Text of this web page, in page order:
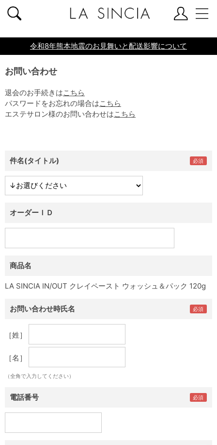
共通ヘッダー
令和8年熊本地震のお見舞いと配送影響について
お問い合わせ
退会のお手続きはこちら
パスワードをお忘れの場合はこちら
エステサロン様のお問い合わせはこちら
件名(タイトル)
オーダーＩＤ
商品名
LA SINCIA IN/OUT クレイペースト ウォッシュ＆パック 120g
お問い合わせ時氏名
［姓］
［名］
（全角で入力してください）
電話番号